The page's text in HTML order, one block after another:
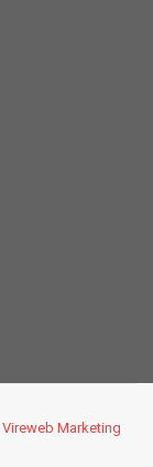
Vireweb Marketing